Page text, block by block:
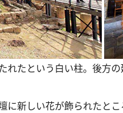
れたという白い柱。後方
に新しい花が飾られたと